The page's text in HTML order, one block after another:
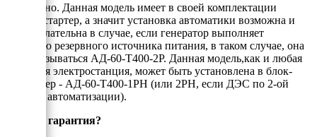
Да, можно. Данная модель имеет в своей комплектации
электростартер, а значит установка автоматики возможна и
даже желательна в случае, если генератор выполняет
функцию резервного источника питания, в таком случае, она
будет называться АД-60-Т400-2Р. Данная модель,как и любая
открытая электростанция, может быть установлена в блок-
контейнер - АД-60-Т400-1РН (или 2РН, если ДЭС по 2-ой
степени автоматизации).
Есть ли гарантия?